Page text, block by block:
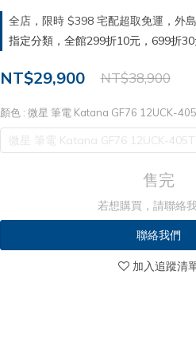
全店，限時 $398 宅配超取免運，外
指定分類，全館299折10元，699折
NT$29,900 NT$38,900
顏色 : 微星 筆電 Katana GF76 12UCK-
微星 筆電 Katana GF76 12UCK-
售完
若想購買，請聯絡我
聯絡我們
加入追蹤清